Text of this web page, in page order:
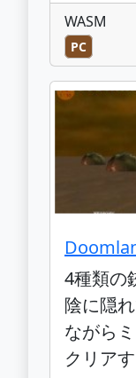
WASM
PC
4種類の
陰に隠
ながら
クリア